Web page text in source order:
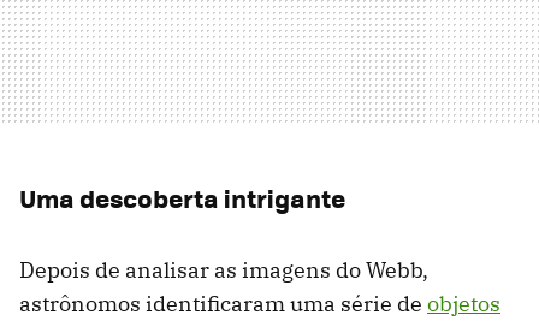
Uma descoberta intrigante
Depois de analisar as imagens do Webb,
astrônomos identificaram uma série de objetos